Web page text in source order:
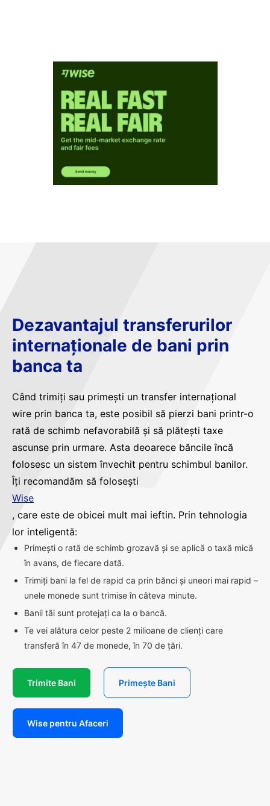
Dezavantajul transferurilor
internaționale de bani prin
banca ta
Când trimiți sau primești un transfer internațional
wire prin banca ta, este posibil să pierzi bani printr-o
rată de schimb nefavorabilă și să plătești taxe
ascunse prin urmare. Asta deoarece băncile încă
folosesc un sistem învechit pentru schimbul banilor.
Îți recomandăm să folosești
Wise
, care este de obicei mult mai ieftin. Prin tehnologia
lor inteligentă:
Primești o rată de schimb grozavă și se aplică o taxă mică
în avans, de fiecare dată.
Trimiți bani la fel de rapid ca prin bănci și uneori mai rapid –
unele monede sunt trimise în câteva minute.
Banii tăi sunt protejați ca la o bancă.
Te vei alătura celor peste 2 milioane de clienți care
transferă în 47 de monede, în 70 de țări.
Trimite Bani Primește Bani
Wise pentru Afaceri